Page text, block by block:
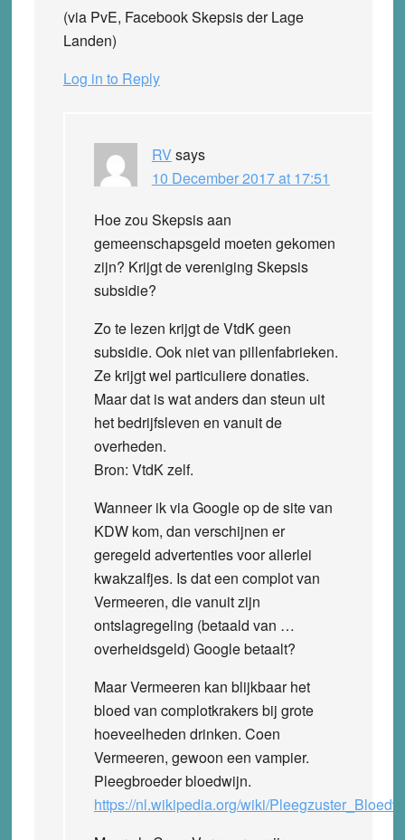
(via PvE, Facebook Skepsis der Lage
Landen)
Log in to Reply
RV says
10 December 2017 at 17:51
Hoe zou Skepsis aan
gemeenschapsgeld moeten gekomen
zijn? Krijgt de vereniging Skepsis
subsidie?
Zo te lezen krijgt de VtdK geen
subsidie. Ook niet van pillenfabrieken.
Ze krijgt wel particuliere donaties.
Maar dat is wat anders dan steun uit
het bedrijfsleven en vanuit de
overheden.
Bron: VtdK zelf.
Wanneer ik via Google op de site van
KDW kom, dan verschijnen er
geregeld advertenties voor allerlei
kwakzalfjes. Is dat een complot van
Vermeeren, die vanuit zijn
ontslagregeling (betaald van …
overheidsgeld) Google betaalt?
Maar Vermeeren kan blijkbaar het
bloed van complotkrakers bij grote
hoeveelheden drinken. Coen
Vermeeren, gewoon een vampier.
Pleegbroeder bloedwijn.
https://nl.wikipedia.org/wiki/